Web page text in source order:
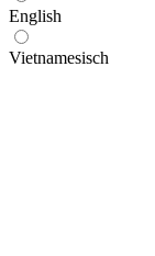
English
Vietnamesisch